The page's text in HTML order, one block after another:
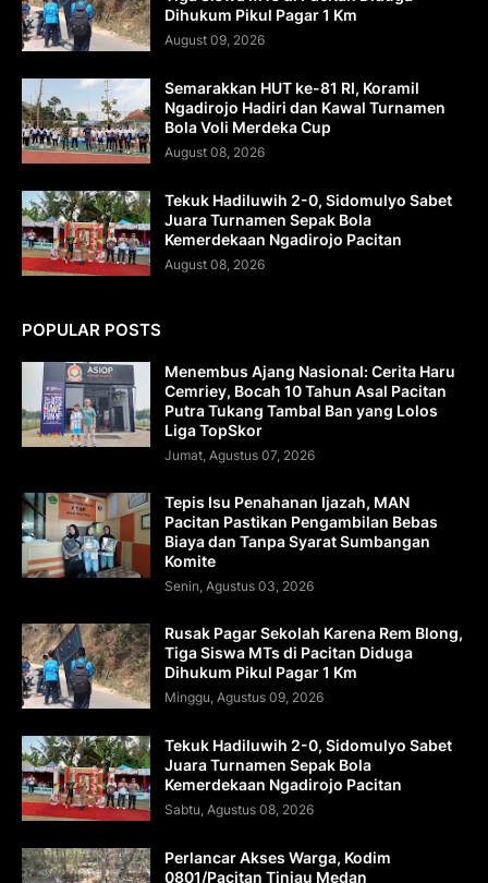
Dihukum Pikul Pagar 1 Km
August 09, 2026
Semarakkan HUT ke-81 RI, Koramil
Ngadirojo Hadiri dan Kawal Turnamen
Bola Voli Merdeka Cup
August 08, 2026
Tekuk Hadiluwih 2-0, Sidomulyo Sabet
Juara Turnamen Sepak Bola
Kemerdekaan Ngadirojo Pacitan
August 08, 2026
POPULAR POSTS
Menembus Ajang Nasional: Cerita Haru
Cemriey, Bocah 10 Tahun Asal Pacitan
Putra Tukang Tambal Ban yang Lolos
Liga TopSkor
Jumat, Agustus 07, 2026
Tepis Isu Penahanan Ijazah, MAN
Pacitan Pastikan Pengambilan Bebas
Biaya dan Tanpa Syarat Sumbangan
Komite
Senin, Agustus 03, 2026
Rusak Pagar Sekolah Karena Rem Blong,
Tiga Siswa MTs di Pacitan Diduga
Dihukum Pikul Pagar 1 Km
Minggu, Agustus 09, 2026
Tekuk Hadiluwih 2-0, Sidomulyo Sabet
Juara Turnamen Sepak Bola
Kemerdekaan Ngadirojo Pacitan
Sabtu, Agustus 08, 2026
Perlancar Akses Warga, Kodim
0801/Pacitan Tinjau Medan